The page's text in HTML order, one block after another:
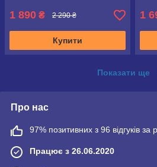
1 890 ₴ 2 290 ₴
Купити
1
Показати ще
Про нас
97% позитивних з 96 відгуків за
Працює з 26.06.2020